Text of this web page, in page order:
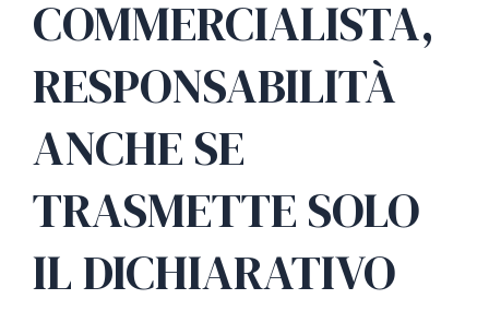
COMMERCIALISTA,
RESPONSABILITÀ
ANCHE SE
TRASMETTE SOLO
IL DICHIARATIVO